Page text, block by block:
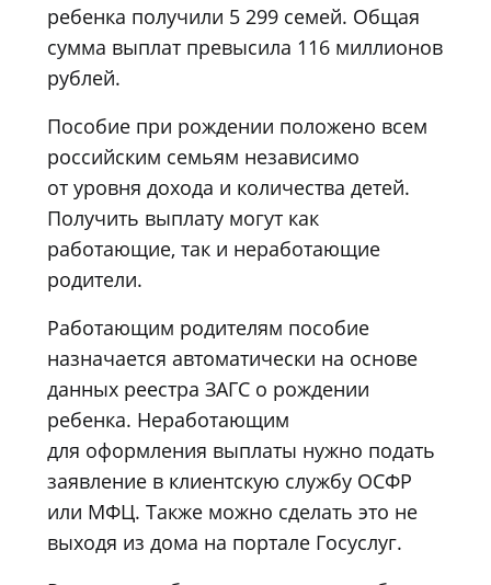
ребенка получили 5 299 семей. Общая
сумма выплат превысила 116 миллионов
рублей.
Пособие при рождении положено всем
российским семьям независимо
от уровня дохода и количества детей.
Получить выплату могут как
работающие, так и неработающие
родители.
Работающим родителям пособие
назначается автоматически на основе
данных реестра ЗАГС о рождении
ребенка. Неработающим
для оформления выплаты нужно подать
заявление в клиентскую службу ОСФР
или МФЦ. Также можно сделать это не
выходя из дома на портале Госуслуг.